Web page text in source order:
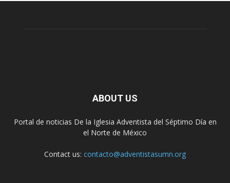
ABOUT US
Portal de noticias De la Iglesia Adventista del Séptimo Día en
el Norte de México
Contact us: contacto@adventistasumn.org